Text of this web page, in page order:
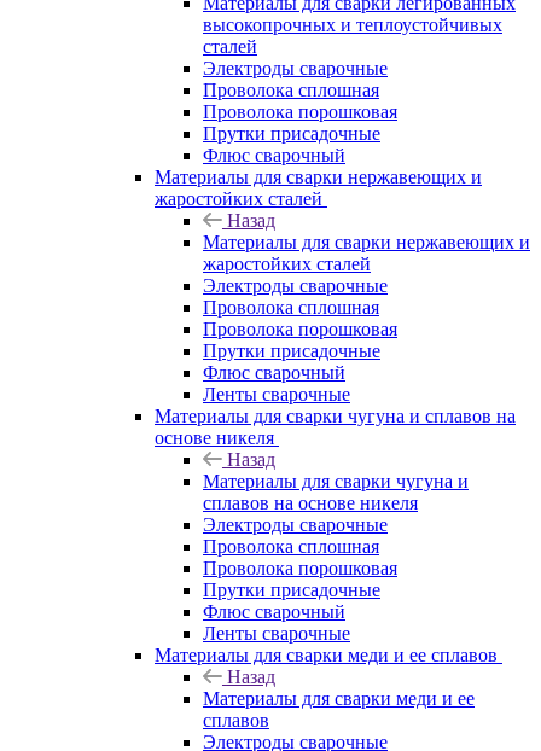
высокопрочных и теплоустойчивых
сталей
Электроды сварочные
Проволока сплошная
Проволока порошковая
Прутки присадочные
Флюс сварочный
Материалы для сварки нержавеющих и
жаростойких сталей
Назад
Материалы для сварки нержавеющих и
жаростойких сталей
Электроды сварочные
Проволока сплошная
Проволока порошковая
Прутки присадочные
Флюс сварочный
Ленты сварочные
Материалы для сварки чугуна и сплавов на
основе никеля
Назад
Материалы для сварки чугуна и
сплавов на основе никеля
Электроды сварочные
Проволока сплошная
Проволока порошковая
Прутки присадочные
Флюс сварочный
Ленты сварочные
Материалы для сварки меди и ее сплавов
Назад
Материалы для сварки меди и ее
сплавов
Электроды сварочные